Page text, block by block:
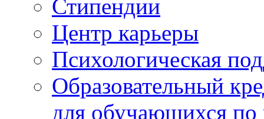
Стипендии
Центр карьеры
Психологическая
Образовательный
для обучающихся